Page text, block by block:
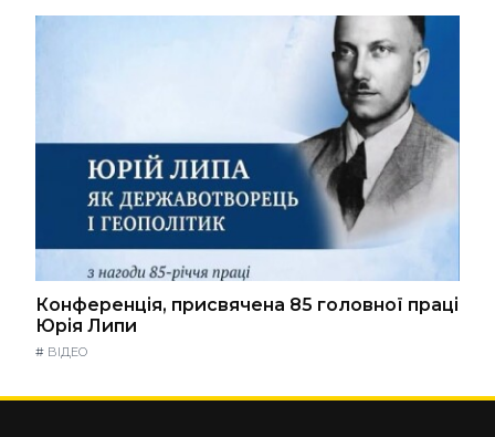
Конференція, присвячена 85 головної праці
Юрія Липи
# ВІДЕО